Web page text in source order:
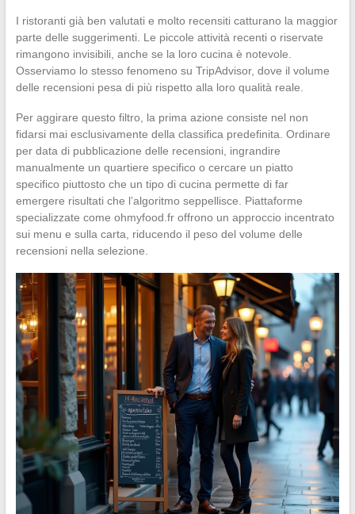
I ristoranti già ben valutati e molto recensiti catturano la maggior
parte delle suggerimenti. Le piccole attività recenti o riservate
rimangono invisibili, anche se la loro cucina è notevole.
Osserviamo lo stesso fenomeno su TripAdvisor, dove il volume
delle recensioni pesa di più rispetto alla loro qualità reale.
Per aggirare questo filtro, la prima azione consiste nel non
fidarsi mai esclusivamente della classifica predefinita. Ordinare
per data di pubblicazione delle recensioni, ingrandire
manualmente un quartiere specifico o cercare un piatto
specifico piuttosto che un tipo di cucina permette di far
emergere risultati che l’algoritmo seppellisce. Piattaforme
specializzate come ohmyfood.fr offrono un approccio incentrato
sui menu e sulla carta, riducendo il peso del volume delle
recensioni nella selezione.